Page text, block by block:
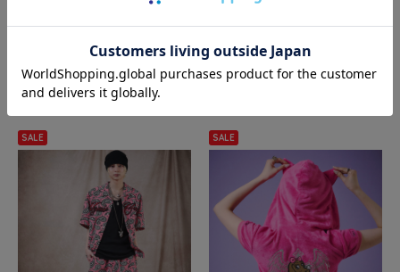
GALFY/ガルフィー ピカピカギャ
ルちゃんバタフライスウェットパ
ンツ(WOMENS)
¥8,624 (税込) 20% OFF
GALFY/ガルフィー キラ☆FANCY
サンダル
SALE SALE